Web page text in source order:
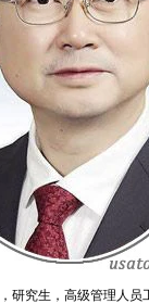
究生，高级管理人员